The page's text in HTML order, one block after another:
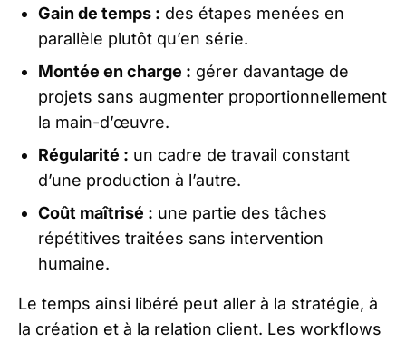
Gain de temps : des étapes menées en
parallèle plutôt qu’en série.
Montée en charge : gérer davantage de
projets sans augmenter proportionnellement
la main-d’œuvre.
Régularité : un cadre de travail constant
d’une production à l’autre.
Coût maîtrisé : une partie des tâches
répétitives traitées sans intervention
humaine.
Le temps ainsi libéré peut aller à la stratégie, à
la création et à la relation client. Les workflows